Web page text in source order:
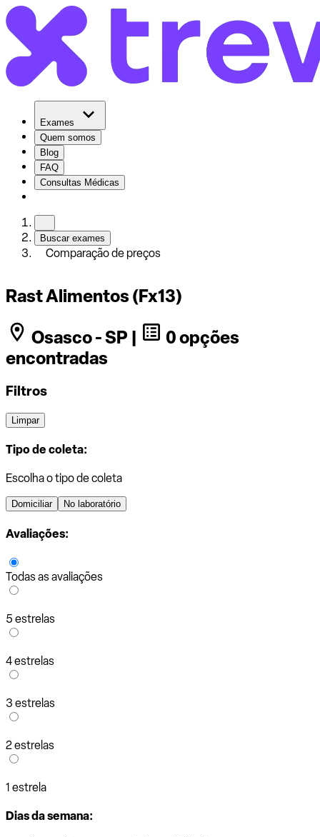
Exames
Quem somos
Blog
FAQ
Consultas Médicas
Buscar exames
Comparação de preços
Rast Alimentos (Fx13)
Osasco - SP |
0 opções
encontradas
Filtros
Limpar
Tipo de coleta:
Escolha o tipo de coleta
Domiciliar No laboratório
Avaliações:
Todas as avaliações
5 estrelas
4 estrelas
3 estrelas
2 estrelas
1 estrela
Dias da semana: